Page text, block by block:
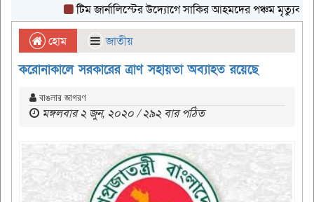
টিম জার্নালিস্টের উদ্যোগে সাকির আহমদের পঞ্চম মৃত্যুবার্ষিকীর
হোম জাতীয়
করোনাকালে সরকারের ত্রাণ সহায়তা অব্যাহত রয়েছে
বাঙলার জাগরণ
মঙ্গলবার ২ জুন, ২০২০ / ২৯২ বার পঠিত